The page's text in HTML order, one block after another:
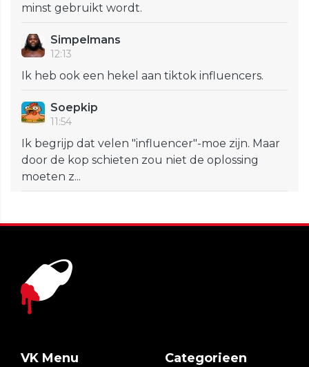
minst gebruikt wordt.
Simpelmans
12:13
Ik heb ook een hekel aan tiktok influencers.
Soepkip
11:54
Ik begrijp dat velen "influencer"-moe zijn. Maar
door de kop schieten zou niet de oplossing
moeten z...
VK Menu Categorieen